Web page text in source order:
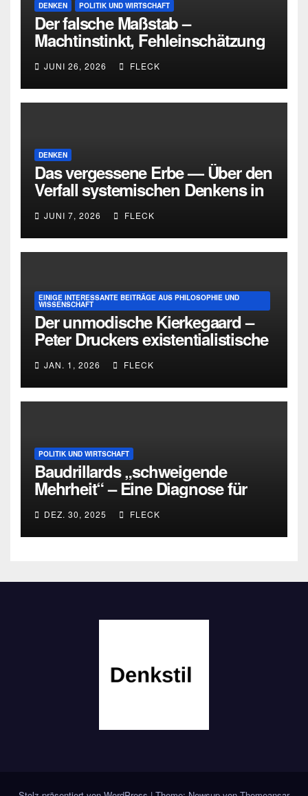
DENKEN POLITIK UND WIRTSCHAFT
Der falsche Maßstab –
Machtinstinkt, Fehleinschätzung
und die Grenzen intellektueller
Urteilskraft
JUNI 26, 2026 FLECK
DENKEN
Das vergessene Erbe — Über den
Verfall systemischen Denkens in
Deutschland
JUNI 7, 2026 FLECK
EINIGE INTERESSANTE BEITRÄGE AUS PHILOSOPHIE UND
WISSENSCHAFT
Der unmodische Kierkegaard –
Peter Druckers existentialistische
Intervention von 1933
JAN. 1, 2026 FLECK
POLITIK UND WIRTSCHAFT
Baudrillards „schweigende
Mehrheit“ – Eine Diagnose für
heute
DEZ. 30, 2025 FLECK